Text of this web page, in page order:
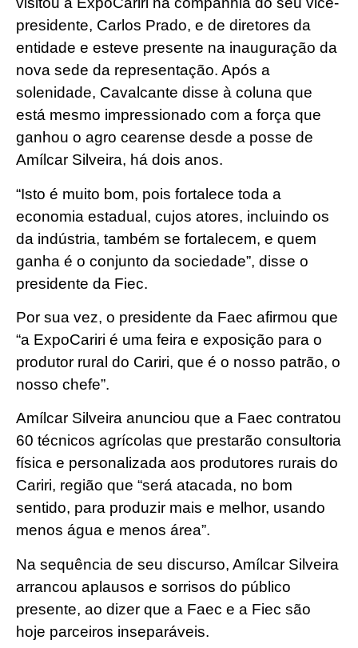
presidente, Carlos Prado, e de diretores da
entidade e esteve presente na inauguração da
nova sede da representação. Após a
solenidade, Cavalcante disse à coluna que
está mesmo impressionado com a força que
ganhou o agro cearense desde a posse de
Amílcar Silveira, há dois anos.
“Isto é muito bom, pois fortalece toda a
economia estadual, cujos atores, incluindo os
da indústria, também se fortalecem, e quem
ganha é o conjunto da sociedade”, disse o
presidente da Fiec.
Por sua vez, o presidente da Faec afirmou que
“a ExpoCariri é uma feira e exposição para o
produtor rural do Cariri, que é o nosso patrão, o
nosso chefe”.
Amílcar Silveira anunciou que a Faec contratou
60 técnicos agrícolas que prestarão consultoria
física e personalizada aos produtores rurais do
Cariri, região que “será atacada, no bom
sentido, para produzir mais e melhor, usando
menos água e menos área”.
Na sequência de seu discurso, Amílcar Silveira
arrancou aplausos e sorrisos do público
presente, ao dizer que a Faec e a Fiec são
hoje parceiros inseparáveis.